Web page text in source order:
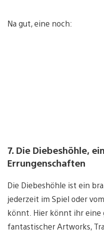
Na gut, eine noch:
7. Die Diebeshöhle,
Errungenschaften
Die Diebeshöhle ist ein
jederzeit im Spiel oder
könnt. Hier könnt ihr eine
fantastischer Artworks,